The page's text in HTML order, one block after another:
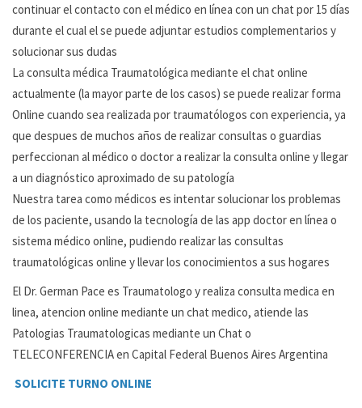
continuar el contacto con el médico en línea con un chat por 15 días
durante el cual el se puede adjuntar estudios complementarios y
solucionar sus dudas
La consulta médica Traumatológica mediante el chat online
actualmente (la mayor parte de los casos) se puede realizar forma
Online cuando sea realizada por traumatólogos con experiencia, ya
que despues de muchos años de realizar consultas o guardias
perfeccionan al médico o doctor a realizar la consulta online y llegar
a un diagnóstico aproximado de su patología
Nuestra tarea como médicos es intentar solucionar los problemas
de los paciente, usando la tecnología de las app doctor en línea o
sistema médico online, pudiendo realizar las consultas
traumatológicas online y llevar los conocimientos a sus hogares
El Dr. German Pace es Traumatologo y realiza consulta medica en
linea, atencion online mediante un chat medico, atiende las
Patologias Traumatologicas mediante un Chat o
TELECONFERENCIA en Capital Federal Buenos Aires Argentina
SOLICITE TURNO ONLINE